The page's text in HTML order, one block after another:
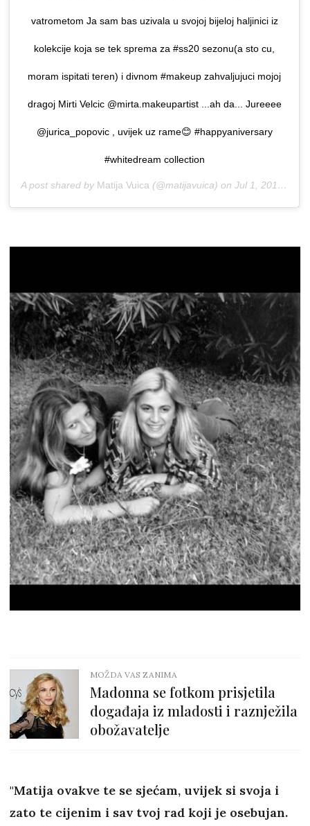
vatrometom Ja sam bas uzivala u svojoj bijeloj haljinici iz
kolekcije koja se tek sprema za #ss20 sezonu(a sto cu,
moram ispitati teren) i divnom #makeup zahvaljujuci mojoj
dragoj Mirti Velcic @mirta.makeupartist ...ah da... Jureeee
@jurica_popovic , uvijek uz rame😊 #happyaniversary
#whitedream collection
A post shared by Matija Vuica (@matijavuica) on Jul 1, 2019 at 3:53pm PDT
MOŽDA VAS ZANIMA
Madonna se fotkom prisjetila
događaja iz mladosti i raznježila
obožavatelje
"Matija ovakve te se sjećam, uvijek si svoja i
zato te cijenim i sav tvoj rad koji je osebujan.